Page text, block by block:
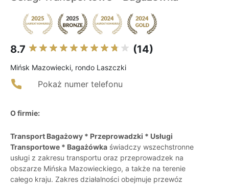
8.7 (14)
Mińsk Mazowiecki, rondo Laszczki
Pokaż numer telefonu
O firmie:
Transport Bagażowy * Przeprowadzki * Usługi
Transportowe * Bagażówka świadczy wszechstronne
usługi z zakresu transportu oraz przeprowadzek na
obszarze Mińska Mazowieckiego, a także na terenie
całego kraju. Zakres działalności obejmuje przewóz